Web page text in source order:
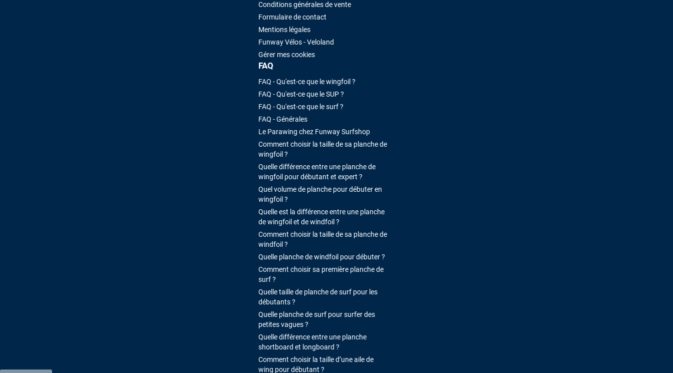
Conditions générales de vente
Formulaire de contact
Mentions légales
Funway Vélos - Veloland
Gérer mes cookies
FAQ
FAQ - Qu'est-ce que le wingfoil ?
FAQ - Qu'est-ce que le SUP ?
FAQ - Qu'est-ce que le surf ?
FAQ - Générales
Le Parawing chez Funway Surfshop
Comment choisir la taille de sa planche de
wingfoil ?
Quelle différence entre une planche de
wingfoil pour débutant et expert ?
Quel volume de planche pour débuter en
wingfoil ?
Quelle est la différence entre une planche
de wingfoil et de windfoil ?
Comment choisir la taille de sa planche de
windfoil ?
Quelle planche de windfoil pour débuter ?
Comment choisir sa première planche de
surf ?
Quelle taille de planche de surf pour les
débutants ?
Quelle planche de surf pour surfer des
petites vagues ?
Quelle différence entre une planche
shortboard et longboard ?
Comment choisir la taille d’une aile de
wing pour débutant ?